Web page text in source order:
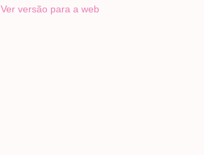
Ver versão para a web